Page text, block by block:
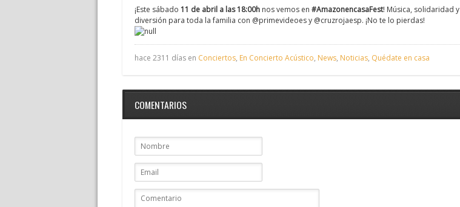
¡Este sábado 11 de abril a las 18:00h nos vemos en #AmazonencasaFest! Música, solidaridad y
diversión para toda la familia con @primevideoes y @cruzrojaesp. ¡No te lo pierdas!
hace 2311 días en Conciertos, En Concierto Acústico, News, Noticias, Quédate en casa
COMENTARIOS